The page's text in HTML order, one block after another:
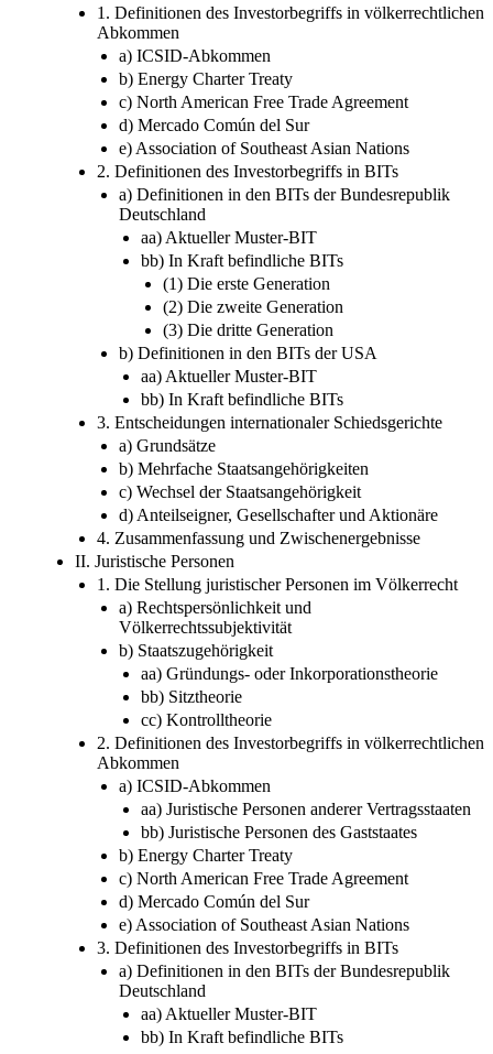
1. Definitionen des Investorbegriffs in völkerrechtlichen
Abkommen
a) ICSID-Abkommen
b) Energy Charter Treaty
c) North American Free Trade Agreement
d) Mercado Común del Sur
e) Association of Southeast Asian Nations
2. Definitionen des Investorbegriffs in BITs
a) Definitionen in den BITs der Bundesrepublik
Deutschland
aa) Aktueller Muster-BIT
bb) In Kraft befindliche BITs
(1) Die erste Generation
(2) Die zweite Generation
(3) Die dritte Generation
b) Definitionen in den BITs der USA
aa) Aktueller Muster-BIT
bb) In Kraft befindliche BITs
3. Entscheidungen internationaler Schiedsgerichte
a) Grundsätze
b) Mehrfache Staatsangehörigkeiten
c) Wechsel der Staatsangehörigkeit
d) Anteilseigner, Gesellschafter und Aktionäre
4. Zusammenfassung und Zwischenergebnisse
II. Juristische Personen
1. Die Stellung juristischer Personen im Völkerrecht
a) Rechtspersönlichkeit und
Völkerrechtssubjektivität
b) Staatszugehörigkeit
aa) Gründungs- oder Inkorporationstheorie
bb) Sitztheorie
cc) Kontrolltheorie
2. Definitionen des Investorbegriffs in völkerrechtlichen
Abkommen
a) ICSID-Abkommen
aa) Juristische Personen anderer Vertragsstaaten
bb) Juristische Personen des Gaststaates
b) Energy Charter Treaty
c) North American Free Trade Agreement
d) Mercado Común del Sur
e) Association of Southeast Asian Nations
3. Definitionen des Investorbegriffs in BITs
a) Definitionen in den BITs der Bundesrepublik
Deutschland
aa) Aktueller Muster-BIT
bb) In Kraft befindliche BITs